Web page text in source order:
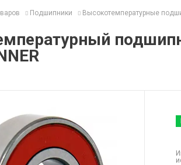
Подшипники Высокотемпературные